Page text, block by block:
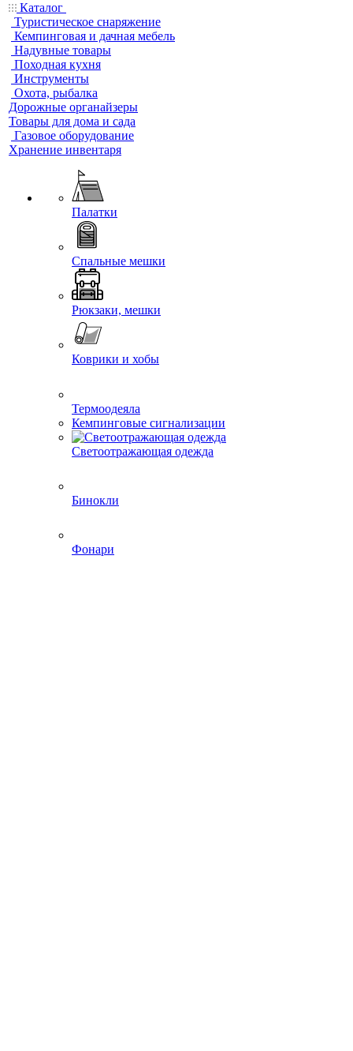
Каталог
Туристическое снаряжение
Кемпинговая и дачная мебель
Надувные товары
Походная кухня
Инструменты
Охота, рыбалка
Дорожные органайзеры
Товары для дома и сада
Газовое оборудование
Хранение инвентаря
Палатки
Спальные мешки
Рюкзаки, мешки
Коврики и хобы
Термоодеяла
Кемпинговые сигнализации
Светоотражающая одежда
Бинокли
Фонари